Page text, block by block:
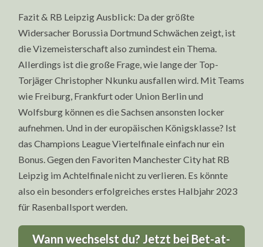
Fazit & RB Leipzig Ausblick: Da der größte
Widersacher Borussia Dortmund Schwächen zeigt, ist
die Vizemeisterschaft also zumindest ein Thema.
Allerdings ist die große Frage, wie lange der Top-
Torjäger Christopher Nkunku ausfallen wird. Mit Teams
wie Freiburg, Frankfurt oder Union Berlin und
Wolfsburg können es die Sachsen ansonsten locker
aufnehmen. Und in der europäischen Königsklasse? Ist
das Champions League Viertelfinale einfach nur ein
Bonus. Gegen den Favoriten Manchester City hat RB
Leipzig im Achtelfinale nicht zu verlieren. Es könnte
also ein besonders erfolgreiches erstes Halbjahr 2023
für Rasenballsport werden.
Wann wechselst du? Jetzt bei Bet-at-